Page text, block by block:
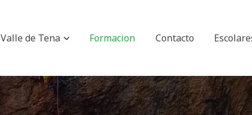
Valle de Tena Formacion Contacto